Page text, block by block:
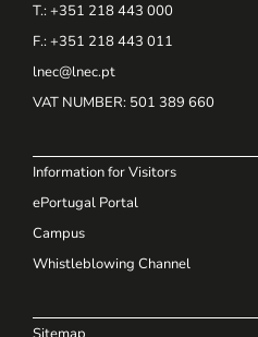
T.: +351 218 443 000
F.: +351 218 443 011
lnec@lnec.pt
VAT NUMBER: 501 389 660
Information for Visitors
ePortugal Portal
Campus
Whistleblowing Channel